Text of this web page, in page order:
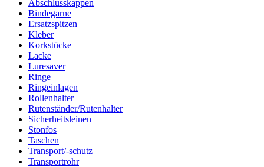
Abschlusskappen
Bindegarne
Ersatzspitzen
Kleber
Korkstücke
Lacke
Luresaver
Ringe
Ringeinlagen
Rollenhalter
Rutenständer/Rutenhalter
Sicherheitsleinen
Stonfos
Taschen
Transport/-schutz
Transportrohr